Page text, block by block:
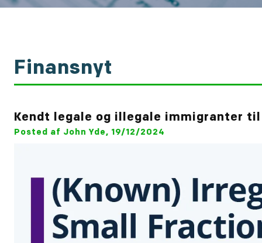
Finansnyt
Kendt legale og illegale immigranter til
Posted af John Yde, 19/12/2024